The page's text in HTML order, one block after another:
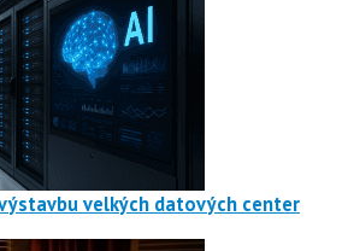
velkých datových center